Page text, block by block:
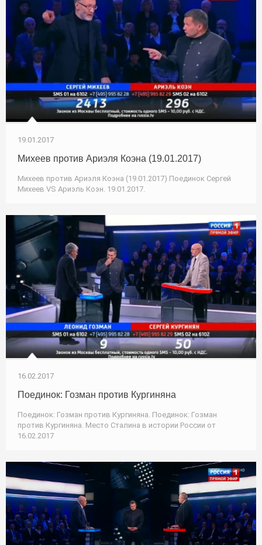
19.01.2017
Михеев против Ариэля Коэна (19.01.2017)
Михеев против Ариэля Коэна (19.01.2017) Поединок Сергей
Михеев VS Ариэль Коэн. 19.01.2017.
16.02.2017
Поединок: Гозман против Кургиняна
Поединок: Гозман против Кургиняна. Поединок: Гозман
против Кургиняна. Место Сталина в истории России от
16.02.2017